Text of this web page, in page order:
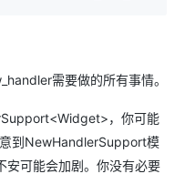
需要做的所有事情。
，你可能
到NewHandlerSupport模
安可能会加剧。你没有必要